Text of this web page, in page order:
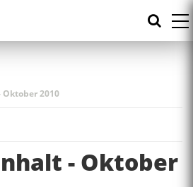
2010
- Oktober